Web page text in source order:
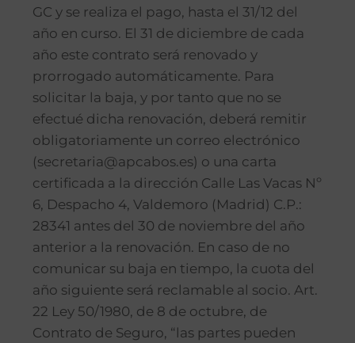
GC y se realiza el pago, hasta el 31/12 del
año en curso. El 31 de diciembre de cada
año este contrato será renovado y
prorrogado automáticamente. Para
solicitar la baja, y por tanto que no se
efectué dicha renovación, deberá remitir
obligatoriamente un correo electrónico
(secretaria@apcabos.es) o una carta
certificada a la dirección Calle Las Vacas Nº
6, Despacho 4, Valdemoro (Madrid) C.P.:
28341 antes del 30 de noviembre del año
anterior a la renovación. En caso de no
comunicar su baja en tiempo, la cuota del
año siguiente será reclamable al socio. Art.
22 Ley 50/1980, de 8 de octubre, de
Contrato de Seguro, “las partes pueden